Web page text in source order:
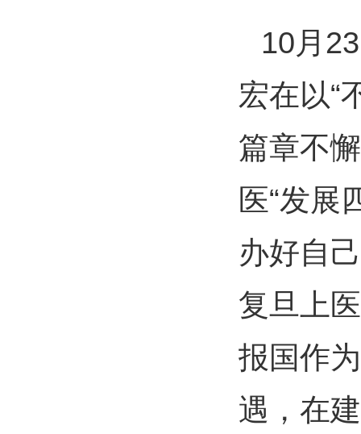
10月
宏在以“
篇章不
医“发展
办好自
复旦上
报国作
遇，在